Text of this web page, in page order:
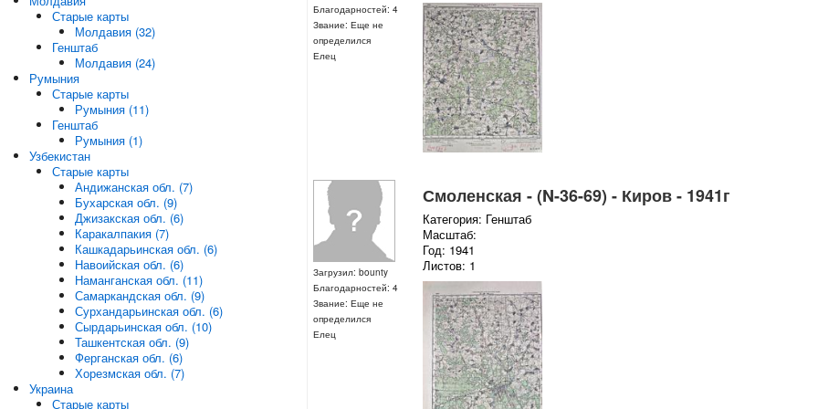
Благодарностей: 4
Звание: Еще не
определился
Елец
Загрузил: bounty
Благодарностей: 4
Звание: Еще не
определился
Елец
Смоленская - (N-36-69) - Киров - 1941г
Категория: Генштаб
Масштаб:
Год: 1941
Листов: 1
Старые карты
Молдавия (32)
Генштаб
Молдавия (24)
Румыния
Старые карты
Румыния (11)
Генштаб
Румыния (1)
Узбекистан
Старые карты
Андижанская обл. (7)
Бухарская обл. (9)
Джизакская обл. (6)
Каракалпакия (7)
Кашкадарьинская обл. (6)
Навоийская обл. (6)
Наманганская обл. (11)
Самаркандская обл. (9)
Сурхандарьинская обл. (6)
Сырдарьинская обл. (10)
Ташкентская обл. (9)
Ферганская обл. (6)
Хорезмская обл. (7)
Украина
Старые карты